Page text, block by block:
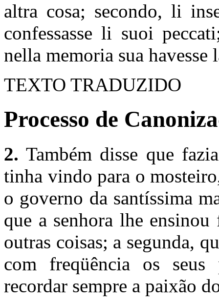
altra cosa; secondo, li
confessasse li suoi
nella memoria sua havesse
TEXTO TRADUZIDO
Processo de
2. Também disse que
tinha vindo para o
o governo da santíssima
que a senhora lhe
outras coisas; a segunda,
com freqüência os seus
recordar sempre a paixão